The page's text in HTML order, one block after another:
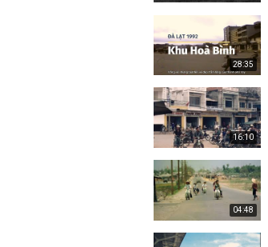
28:35
16:10
04:48